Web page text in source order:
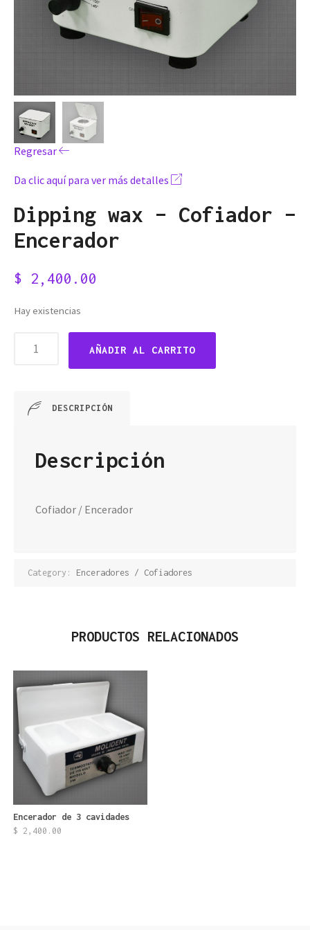
Regresar
Da clic aquí para ver más detalles
Dipping wax – Cofiador –
Encerador
$ 2,400.00
Hay existencias
Encerador
AÑADIR AL CARRITO
DESCRIPCIÓN
Descripción
Cofiador / Encerador
Category: Enceradores / Cofiadores
PRODUCTOS RELACIONADOS
Encerador de 3 cavidades
$ 2,400.00